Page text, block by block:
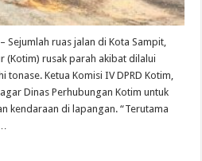
Sejumlah ruas ja­lan di Kota Sampit,
(Kotim) rusak parah akibat dilalui
tonase. Ketua Komisi IV DPRD Ko­tim,
Dinas Perhubungan Kotim untuk
kendaraan di lapangan. “Terutama